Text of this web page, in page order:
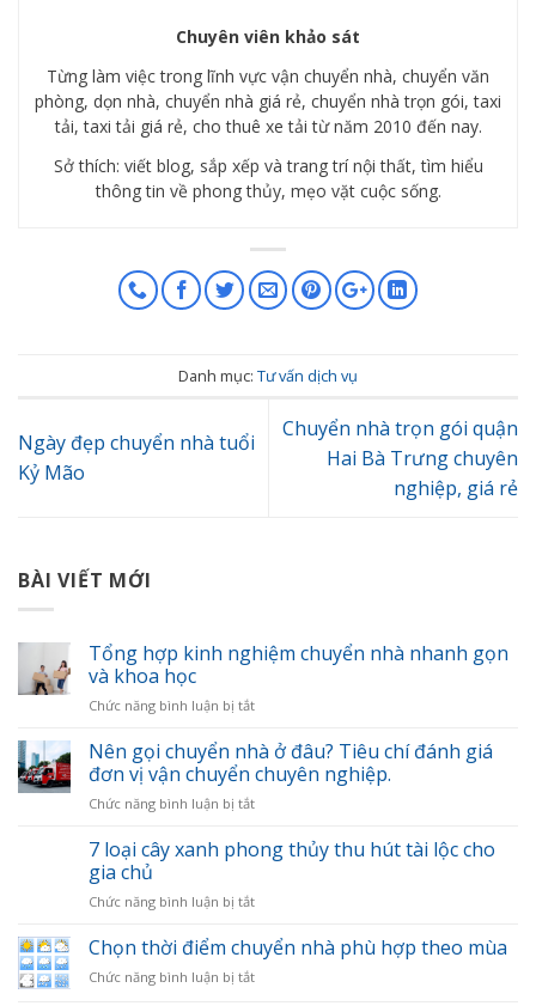
Chuyên viên khảo sát
Từng làm việc trong lĩnh vực vận chuyển nhà, chuyển văn
phòng, dọn nhà, chuyển nhà giá rẻ, chuyển nhà trọn gói, taxi
tải, taxi tải giá rẻ, cho thuê xe tải từ năm 2010 đến nay.
Sở thích: viết blog, sắp xếp và trang trí nội thất, tìm hiểu
thông tin về phong thủy, mẹo vặt cuộc sống.
Danh mục: Tư vấn dịch vụ
Ngày đẹp chuyển nhà tuổi
Kỷ Mão
Chuyển nhà trọn gói quận
Hai Bà Trưng chuyên
nghiệp, giá rẻ
BÀI VIẾT MỚI
Tổng hợp kinh nghiệm chuyển nhà nhanh gọn
và khoa học
Chức năng bình luận bị tắtở
hợp
kinh
nghiệm
chuyển
nhanh
gọn
khoa
Nên gọi chuyển nhà ở đâu? Tiêu chí đánh giá
đơn vị vận chuyển chuyên nghiệp.
Chức năng bình luận bị tắtở
gọi
chuyển
ở
Tiêu
chí
đánh
7 loại cây xanh phong thủy thu hút tài lộc cho
gia chủ
Chức năng bình luận bị tắtở
loại
cây
xanh
Chọn thời điểm chuyển nhà phù hợp theo mùa
Chức năng bình luận bị tắtở